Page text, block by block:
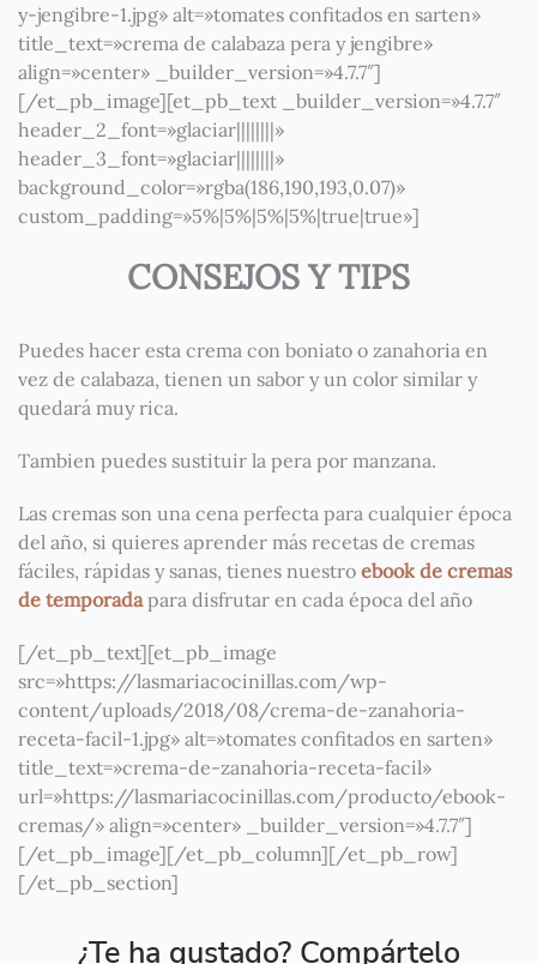
y-jengibre-1.jpg» alt=»tomates confitados en sarten»
title_text=»crema de calabaza pera y jengibre»
align=»center» _builder_version=»4.7.7″]
[/et_pb_image][et_pb_text _builder_version=»4.7.7″
header_2_font=»glaciar||||||||»
header_3_font=»glaciar||||||||»
background_color=»rgba(186,190,193,0.07)»
custom_padding=»5%|5%|5%|5%|true|true»]
CONSEJOS Y TIPS
Puedes hacer esta crema con boniato o zanahoria en
vez de calabaza, tienen un sabor y un color similar y
quedará muy rica.
Tambien puedes sustituir la pera por manzana.
Las cremas son una cena perfecta para cualquier época
del año, si quieres aprender más recetas de cremas
fáciles, rápidas y sanas, tienes nuestro ebook de cremas
de temporada para disfrutar en cada época del año
[/et_pb_text][et_pb_image
src=»https://lasmariacocinillas.com/wp-
content/uploads/2018/08/crema-de-zanahoria-
receta-facil-1.jpg» alt=»tomates confitados en sarten»
title_text=»crema-de-zanahoria-receta-facil»
url=»https://lasmariacocinillas.com/producto/ebook-
cremas/» align=»center» _builder_version=»4.7.7″]
[/et_pb_image][/et_pb_column][/et_pb_row]
[/et_pb_section]
¿Te ha gustado? Compártelo